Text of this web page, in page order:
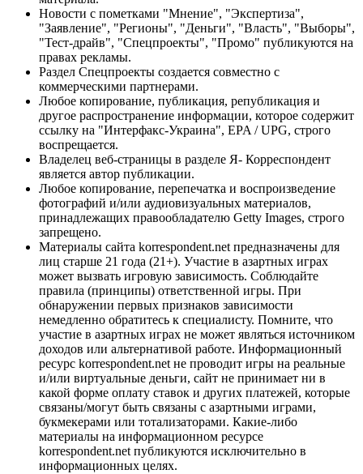
Новости с пометками "Мнение", "Экспертиза",
"Заявление", "Регионы", "Деньги", "Власть", "Выборы",
"Тест-драйв", "Спецпроекты", "Промо" публикуются на
правах рекламы.
Раздел Спецпроекты создается совместно с
коммерческими партнерами.
Любое копирование, публикация, републикация и
другое распространение информации, которое содержит
ссылку на "Интерфакс-Украина", EPA / UPG, строго
воспрещается.
Владелец веб-страницы в разделе Я- Корреспондент
является автор публикации.
Любое копирование, перепечатка и воспроизведение
фотографий и/или аудиовизуальных материалов,
принадлежащих правообладателю Getty Images, строго
запрещено.
Материалы сайта korrespondent.net предназначены для
лиц старше 21 года (21+). Участие в азартных играх
может вызвать игровую зависимость. Соблюдайте
правила (принципы) ответственной игры. При
обнаружении первых признаков зависимости
немедленно обратитесь к специалисту. Помните, что
участие в азартных играх не может являться источником
доходов или альтернативой работе. Информационный
ресурс korrespondent.net не проводит игры на реальные
и/или виртуальные деньги, сайт не принимает ни в
какой форме оплату ставок и других платежей, которые
связаны/могут быть связаны с азартными играми,
букмекерами или тотализаторами. Какие-либо
материалы на информационном ресурсе
korrespondent.net публикуются исключительно в
информационных целях.